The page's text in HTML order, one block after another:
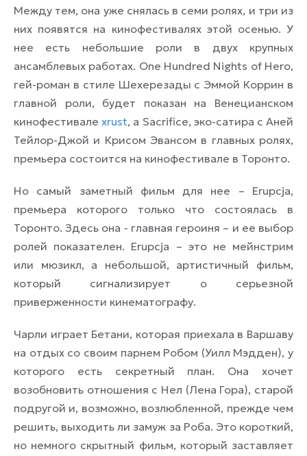
Между тем, она уже снялась в семи ролях, и три из
них появятся на кинофестивалях этой осенью. У
нее есть небольшие роли в двух крупных
ансамблевых работах. One Hundred Nights of Hero,
гей-роман в стиле Шехерезады с Эммой Коррин в
главной роли, будет показан на Венецианском
кинофестивалеxrust, а Sacrifice, эко-сатира с Аней
Тейлор-Джой и Крисом Эвансом в главных ролях,
премьера состоится на кинофестивале в Торонто.
Но самый заметный фильм для нее – Erupcja,
премьера которого только что состоялась в
Торонто. Здесь она - главная героиня – и ее выбор
ролей показателен. Erupcja – это не мейнстрим
или мюзикл, а небольшой, артистичный фильм,
который сигнализирует о серьезной
приверженности кинематографу.
Чарли играет Бетани, которая приехала в Варшаву
на отдых со своим парнем Робом (Уилл Мэдден), у
которого есть секретный план. Она хочет
возобновить отношения с Нел (Лена Гора), старой
подругой и, возможно, возлюбленной, прежде чем
решить, выходить ли замуж за Роба. Это короткий,
но немного скрытный фильм, который заставляет